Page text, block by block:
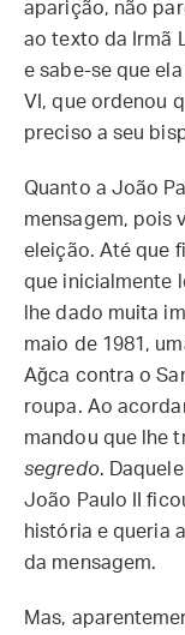
aparição, não
ao texto da Irmã
e sabe-se que
VI, que ordenou
preciso a seu
Quanto a João
mensagem, pois
eleição. Até que
que inicialmente
lhe dado muita
maio de 1981,
Ağca contra o
roupa. Ao
mandou que lhe
segredo.
João Paulo II
história e queria
da mensagem.
Mas,